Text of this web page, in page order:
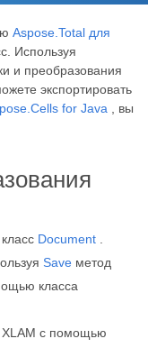
Aspose.Total для
Используя
и преобразования
экспортировать
for Java , вы
Document
Save метод
класса
XLAM с помощью